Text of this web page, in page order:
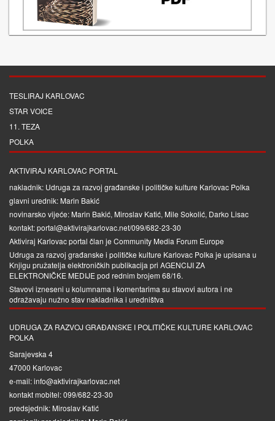
TESLIRAJ KARLOVAC
STAR VOICE
11. TEZA
POLKA
AKTIVIRAJ KARLOVAC PORTAL
nakladnik: Udruga za razvoj građanske i političke kulture Karlovac Polka
glavni urednik: Marin Bakić
novinarsko vijeće: Marin Bakić, Miroslav Katić, Mile Sokolić, Darko Lisac
kontakt: portal@aktivirajkarlovac.net/099/682-23-30
Aktiviraj Karlovac portal član je Community Media Forum Europe
Udruga za razvoj građanske i političke kulture Karlovac Polka je upisana u
Knjigu pružatelja elektroničkih publikacija pri AGENCIJI ZA
ELEKTRONIČKE MEDIJEpod rednim brojem 68/16.
Stavovi izneseni u kolumnama i komentarima su stavovi autora i ne
odražavaju nužno stav nakladnika i uredništva
UDRUGA ZA RAZVOJ GRAĐANSKE I POLITIČKE KULTURE KARLOVAC
POLKA
Sarajevska 4
47000 Karlovac
e-mail: info@aktivirajkarlovac.net
kontakt mobitel: 099/682-23-30
predsjednik: Miroslav Katić